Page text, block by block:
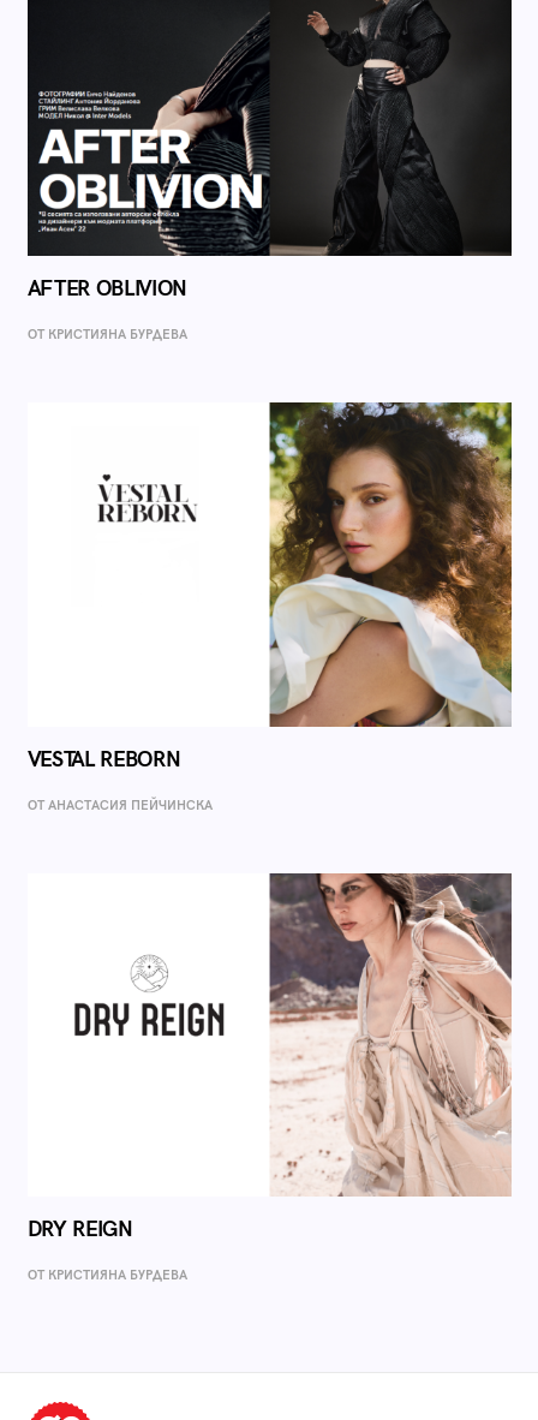
AFTER OBLIVION
ОТ КРИСТИЯНА БУРДЕВА
VESTAL REBORN
ОТ AНАСТАСИЯ ПЕЙЧИНСКА
DRY REIGN
ОТ КРИСТИЯНА БУРДЕВА